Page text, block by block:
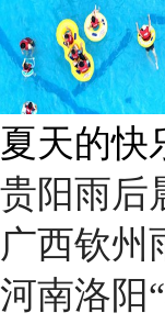
广西南宁
贵阳雨后
广西钦州
河南洛阳